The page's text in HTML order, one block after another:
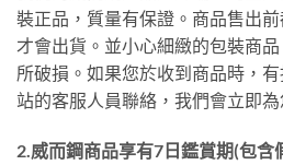
裝正品，質量有保證。商品售出
才會出貨。並小心細緻的包裝商
所破損。如果您於收到商品時，
站的客服人員聯絡，我們會立即
2.威而鋼商品享有7日鑑賞期(包含